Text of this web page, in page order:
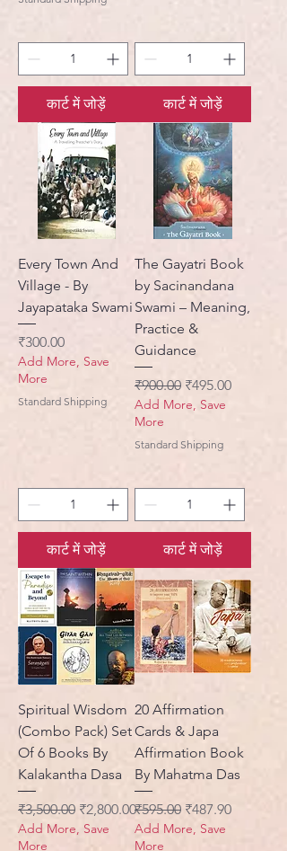
कार्ट में जोड़ें कार्ट में जोड़ें
Every Town And
Village - By
Jayapataka Swami
मूल्य
₹300.00
Add More, Save
More
Standard Shipping
कार्ट में जोड़ें
The Gayatri Book
by Sacinandana
Swami – Meaning,
Practice &
Guidance
नियमित मूल्य
₹900.00 बिक्री मूल्य
₹495.00
Add More, Save
More
Standard Shipping
कार्ट में जोड़ें
Spiritual Wisdom
(Combo Pack) Set
Of 6 Books By
Kalakantha Dasa
नियमित मूल्य
₹3,500.00 बिक्री मूल्य
₹2,800.00
Add More, Save
More
20 Affirmation
Cards & Japa
Affirmation Book
By Mahatma Das
नियमित मूल्य
₹595.00 बिक्री मूल्य
₹487.90
Add More, Save
More